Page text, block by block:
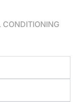
CONDITIONING